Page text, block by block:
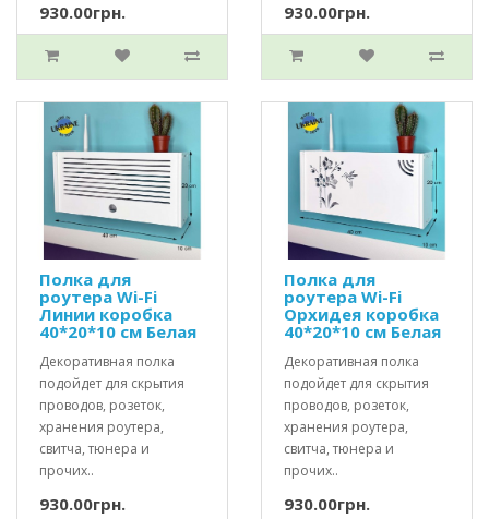
930.00грн. 930.00грн.
Полка для
роутера Wi-Fi
Линии коробка
40*20*10 см Белая
Декоративная полка
подойдет для скрытия
проводов, розеток,
хранения роутера,
свитча, тюнера и
прочих..
930.00грн.
Полка для
роутера Wi-Fi
Орхидея коробка
40*20*10 см Белая
Декоративная полка
подойдет для скрытия
проводов, розеток,
хранения роутера,
свитча, тюнера и
прочих..
930.00грн.